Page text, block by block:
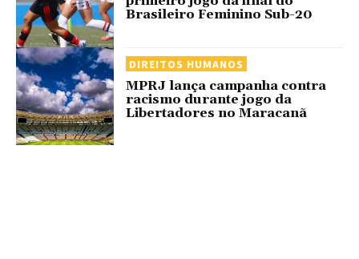
Brasileiro Feminino Sub-20
DIREITOS HUMANOS
MPRJ lança campanha contra
racismo durante jogo da
Libertadores no Maracanã